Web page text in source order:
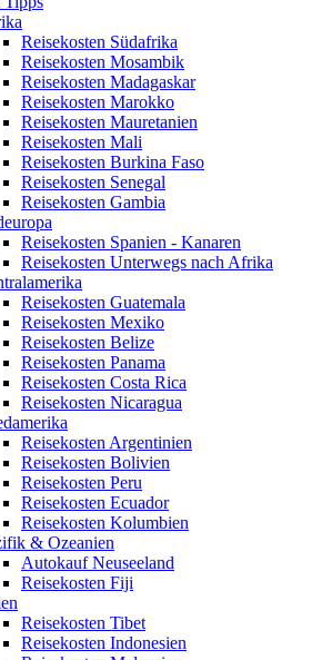
Reisekosten Südafrika
Reisekosten Mosambik
Reisekosten Madagaskar
Reisekosten Marokko
Reisekosten Mauretanien
Reisekosten Mali
Reisekosten Burkina Faso
Reisekosten Senegal
Reisekosten Gambia
Reisekosten Spanien - Kanaren
Reisekosten Unterwegs nach Afrika
Reisekosten Guatemala
Reisekosten Mexiko
Reisekosten Belize
Reisekosten Panama
Reisekosten Costa Rica
Reisekosten Nicaragua
Reisekosten Argentinien
Reisekosten Bolivien
Reisekosten Peru
Reisekosten Ecuador
Reisekosten Kolumbien
& Ozeanien
Autokauf Neuseeland
Reisekosten Fiji
Reisekosten Tibet
Reisekosten Indonesien